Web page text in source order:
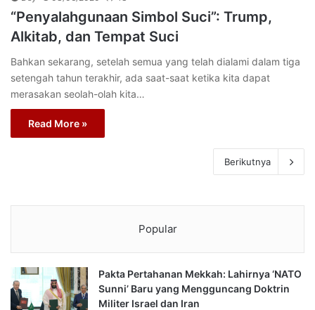
“Penyalahgunaan Simbol Suci”: Trump,
Alkitab, dan Tempat Suci
Bahkan sekarang, setelah semua yang telah dialami dalam tiga
setengah tahun terakhir, ada saat-saat ketika kita dapat
merasakan seolah-olah kita…
Read More »
Berikutnya
Popular
Pakta Pertahanan Mekkah: Lahirnya ‘NATO
Sunni’ Baru yang Mengguncang Doktrin
Militer Israel dan Iran